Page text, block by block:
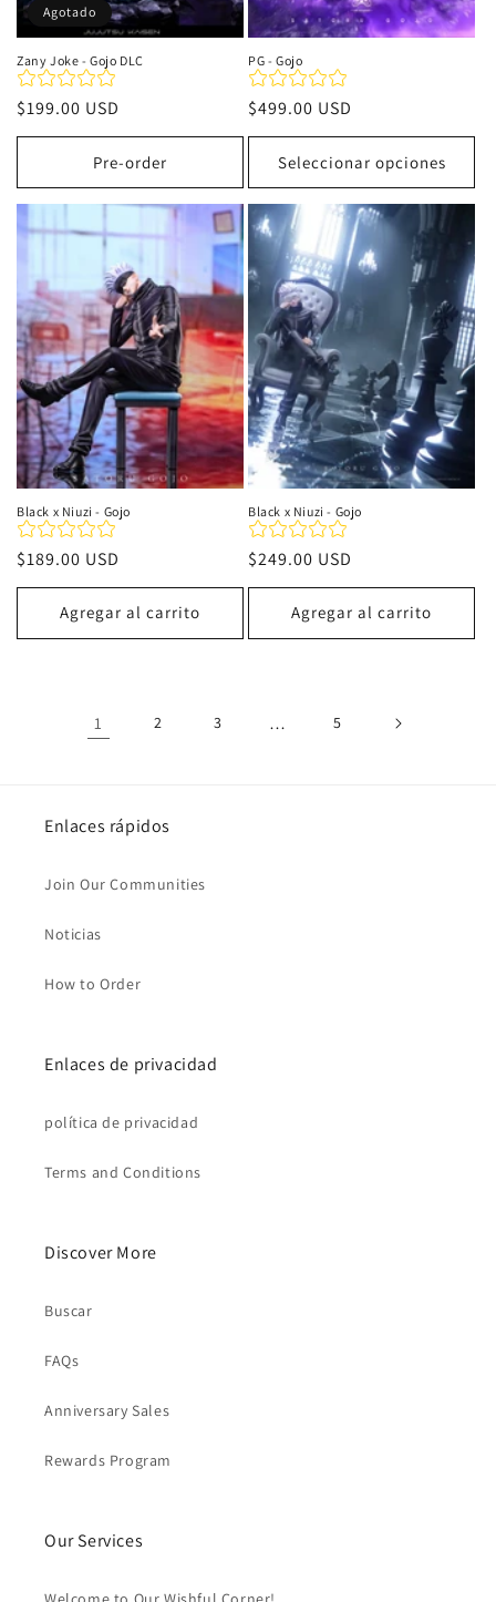
Agotado
Zany Joke - Gojo DLC
Precio
habitual
$199.00 USD
Pre-order
PG - Gojo
Precio
habitual
$499.00 USD
Seleccionar opciones
Black x Niuzi - Gojo
Precio
habitual
$189.00 USD
Agregar al carrito
Black x Niuzi - Gojo
Precio
habitual
$249.00 USD
Agregar al carrito
1 2 3 … 5
Enlaces rápidos
Join Our Communities
Noticias
How to Order
Enlaces de privacidad
política de privacidad
Terms and Conditions
Discover More
Buscar
FAQs
Anniversary Sales
Rewards Program
Our Services